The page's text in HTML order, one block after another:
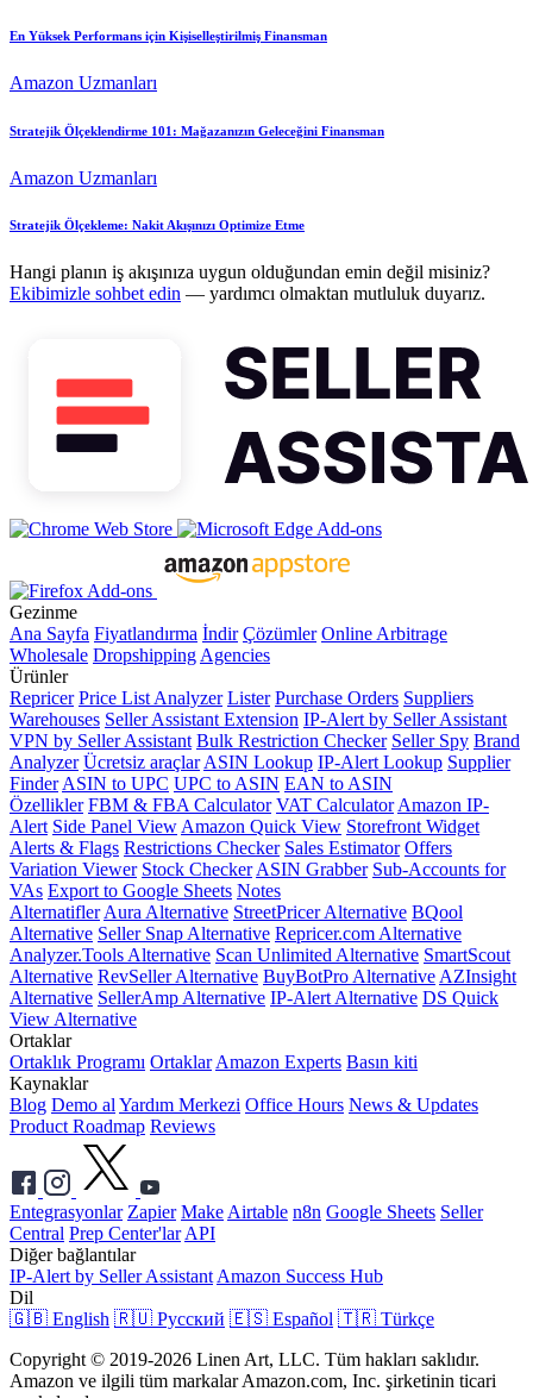
En Yüksek Performans için Kişiselleştirilmiş Finansman
Amazon Uzmanları
Stratejik Ölçeklendirme 101: Mağazanızın Geleceğini Finansman
Amazon Uzmanları
Stratejik Ölçekleme: Nakit Akışınızı Optimize Etme
Hangi planın iş akışınıza uygun olduğundan emin değil misiniz?
Ekibimizle sohbet edin — yardımcı olmaktan mutluluk duyarız.
Gezinme
Ana Sayfa Fiyatlandırma İndir Çözümler Online Arbitrage
Wholesale DropshippingAgencies
Ürünler
Repricer Price List Analyzer Lister Purchase Orders Suppliers
Warehouses Seller Assistant Extension IP-Alert by Seller Assistant
VPN by Seller Assistant Bulk Restriction Checker Seller Spy Brand
Analyzer Ücretsiz araçlarASIN Lookup IP-Alert Lookup Supplier
FinderASIN to UPC UPC to ASIN EAN to ASIN
Özellikler FBM & FBA Calculator VAT CalculatorAmazon IP-
Alert Side Panel ViewAmazon Quick View Storefront Widget
Alerts & Flags Restrictions Checker Sales Estimator Offers
Variation Viewer Stock CheckerASIN Grabber Sub-Accounts for
VAs Export to Google Sheets Notes
AlternatiflerAura Alternative StreetPricer Alternative BQool
Alternative Seller Snap Alternative Repricer.com Alternative
Analyzer.Tools Alternative Scan Unlimited Alternative SmartScout
Alternative RevSeller Alternative BuyBotPro AlternativeAZInsight
Alternative SellerAmp Alternative IP-Alert Alternative DS Quick
View Alternative
Ortaklar
Ortaklık Programı OrtaklarAmazon Experts Basın kiti
Kaynaklar
Blog Demo alYardım Merkezi Office Hours News & Updates
Product Roadmap Reviews
Entegrasyonlar Zapier MakeAirtable n8n Google Sheets Seller
Central Prep Center'larAPI
Diğer bağlantılar
IP-Alert by Seller AssistantAmazon Success Hub
Dil
🇬🇧 English 🇷🇺 Русский 🇪🇸 Español 🇹🇷 Türkçe
Copyright © 2019-2026 Linen Art, LLC. Tüm hakları saklıdır.
Amazon ve ilgili tüm markalar Amazon.com, Inc. şirketinin ticari